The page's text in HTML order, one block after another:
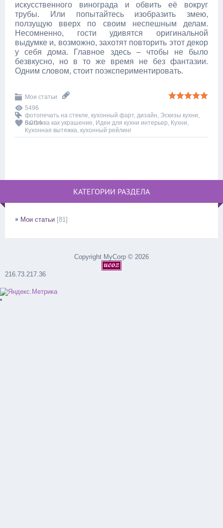
искусственного винограда и обвить её вокруг
трубы. Или попытайтесь изобразить змею,
ползущую вверх по своим неспешным делам.
Несомненно, гости удивятся оригинальной
выдумке и, возможно, захотят повторить этот декор
у себя дома. Главное здесь – чтобы не было
безвкусно, но в то же время не без фантазии.
Одним словом, стоит поэкспериментировать.
Мои статьи
5496
фотопечать на стекле, кухонный фарт, дизайн, Эскизы кухни,
Вытяжка как украшение, Идеи для кухни интерьер, Кухни,
Кухонная вытяжка, кухонный рейлинг
5.0/14
КАТЕГОРИИ РАЗДЕЛА
Мои статьи [81]
Copyright MyCorp © 2026
216.73.217.36